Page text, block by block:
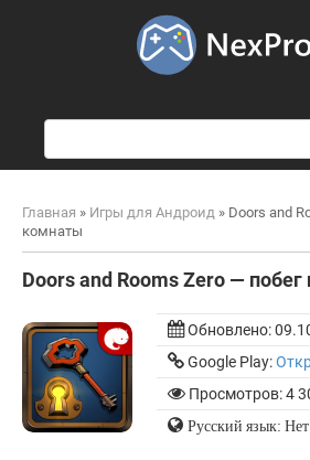
о
и
к
Главная » Игры для Андроид » Doors and
комнаты
Doors and Rooms Zero —
Обновлено:
Google Play:
Просмотров: 4
Русский язык: Нет